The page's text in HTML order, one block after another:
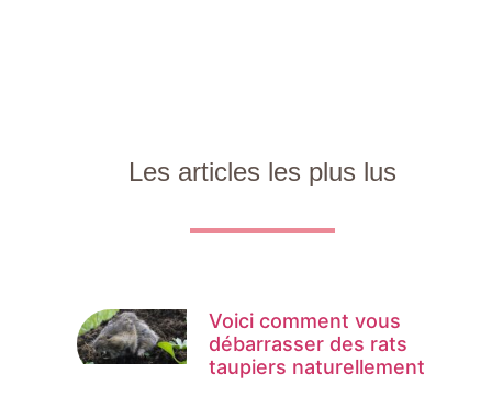
Les articles les plus lus
Voici comment vous
débarrasser des rats
taupiers naturellement